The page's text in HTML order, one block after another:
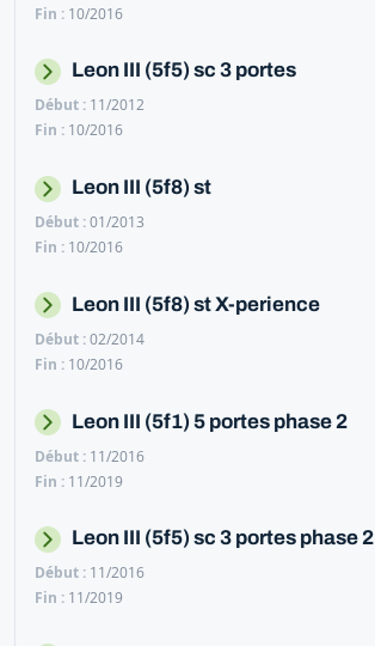
10/2016
Leon III (5f5) sc 3 portes
11/2012
10/2016
Leon III (5f8) st
01/2013
10/2016
Leon III (5f8) st X-perience
02/2014
10/2016
Leon III (5f1) 5 portes phase 2
11/2016
11/2019
Leon III (5f5) sc 3 portes phase 2
11/2016
11/2019